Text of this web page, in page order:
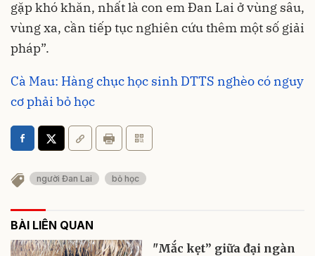
gặp khó khăn, nhất là con em Đan Lai ở vùng sâu,
vùng xa, cần tiếp tục nghiên cứu thêm một số giải
pháp”.
Cà Mau: Hàng chục học sinh DTTS nghèo có nguy
cơ phải bỏ học
người Đan Lai bỏ học
BÀI LIÊN QUAN
"Mắc kẹt” giữa đại ngàn